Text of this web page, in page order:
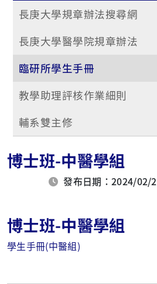
長庚大學規章辦法搜尋網
長庚大學醫學院規章辦法
臨研所學生手冊
教學助理評核作業細則
輔系雙主修
博士班-中醫學組
發布日期：2024/02/
博士班-中醫學組
學生手冊(中醫組)